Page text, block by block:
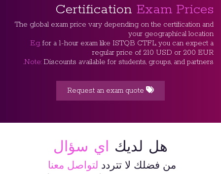
Certification Exam Prices
The global exam price vary depending on the certification and
your geographical location
E.g.for a 1-hour exam like ISTQB CTFL, you can expect a
regular price of 210 USD or 200 EUR
Note: Discounts available for students, groups, and partners.
هل لديك اي سؤال
من فضلك لا تتردد لتواصل معنا